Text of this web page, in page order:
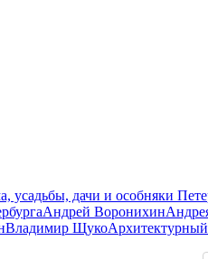
усадьбы, дачи и особняки
Андрей Воронихин
Владимир ЩукоАрхитектурный